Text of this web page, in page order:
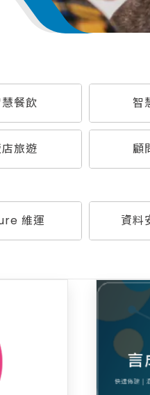
餐飲 智
旅遊 顧
維運 資料